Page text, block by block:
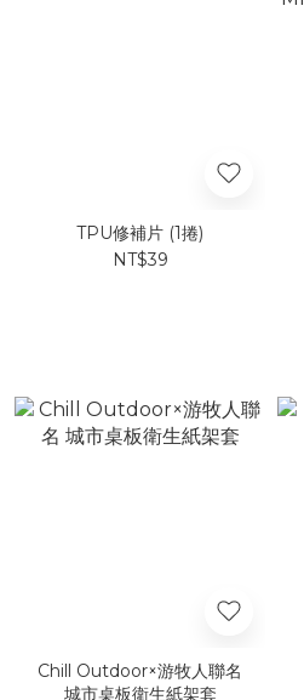
TPU修補片 (1捲)
NT$39
Chill Outdoor×游牧人聯名
城市桌板衛生紙架套